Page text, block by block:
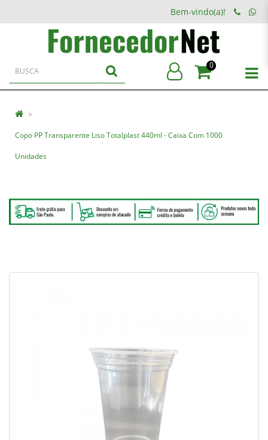
Bem-vindo(a)!
0
Copo PP Transparente Liso Totalplast 440ml - Caixa Com 1000
Unidades